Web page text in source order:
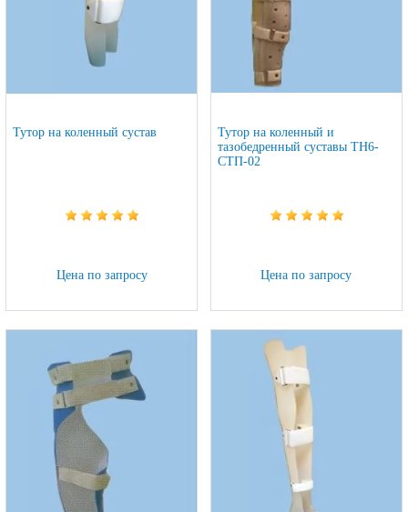
Тутор на коленный сустав
Цена по запросу
Тутор на коленный и
тазобедренный суставы ТН6-
СТП-02
Цена по запросу